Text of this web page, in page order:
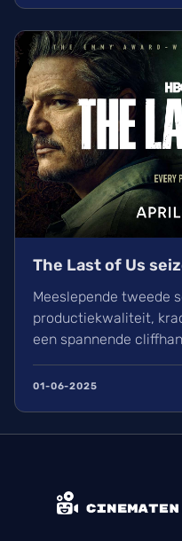
The Last of Us
Meeslepende tweede
productiekwaliteit,
een spannende
01-06-2025